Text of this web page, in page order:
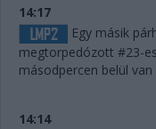
14:17
Egy másik
megtorpedózott #23-
másodpercen belül
14:14